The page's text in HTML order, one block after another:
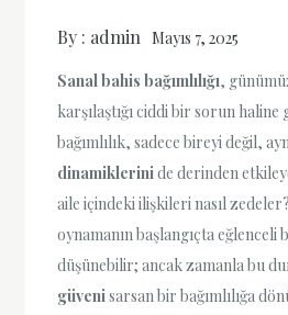
By : admin Mayıs 7, 2025
Sanal bahis bağımlılığı,
karşılaştığı ciddi bir sorun haline
bağımlılık, sadece bireyi değil,
dinamiklerinide derinden
aile içindeki ilişkileri nasıl
oynamanın başlangıçta
düşünebilir; ancak zamanla bu
güvenisarsan bir bağımlılığa